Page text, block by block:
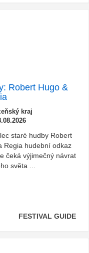
Robert Hugo &
kraj
staré hudby Robert
Regia hudební odkaz
čeká výjimečný návrat
světa ...
FESTIVAL GUIDE